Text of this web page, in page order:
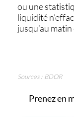
ou une
liquidité
jusqu’au
Sources : BDOR
Prenez en